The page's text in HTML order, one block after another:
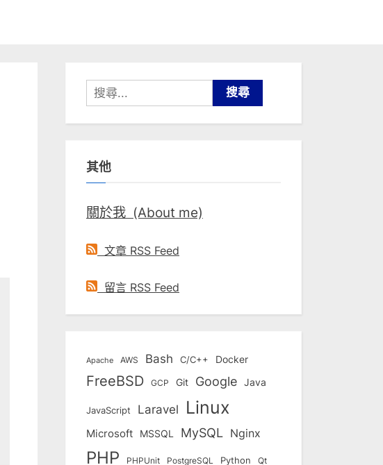
搜
尋
關
字:
其他
關於我 (About me)
文章 RSS Feed
留言 RSS Feed
Apache AWS Bash C/C++ Docker
FreeBSD GCP Git Google Java
JavaScript Laravel Linux
Microsoft MSSQL MySQL Nginx
PHP PHPUnit PostgreSQL Python Qt